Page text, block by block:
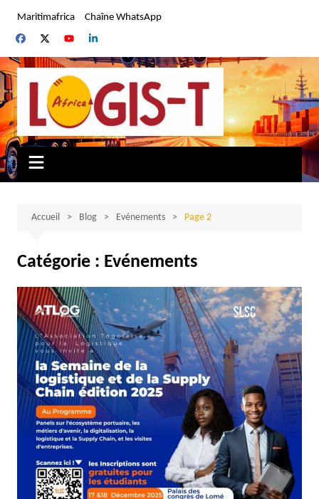
contenu
Maritimafrica Chaîne WhatsApp
Accueil Blog Evénements Page 2
Catégorie : Evénements